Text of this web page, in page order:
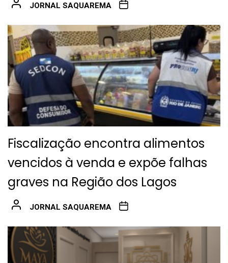
JORNAL SAQUAREMA
Fiscalização encontra alimentos
vencidos à venda e expõe falhas
graves na Região dos Lagos
JORNAL SAQUAREMA